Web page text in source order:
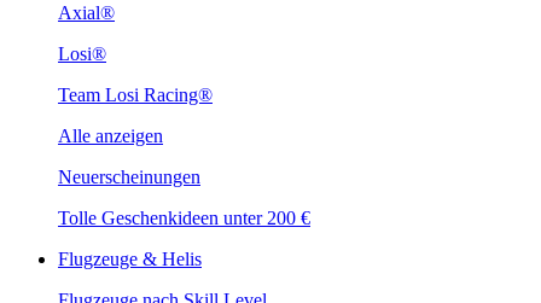
Axial®
Losi®
Team Losi Racing®
Alle anzeigen
Neuerscheinungen
Tolle Geschenkideen unter 200 €
Flugzeuge & Helis